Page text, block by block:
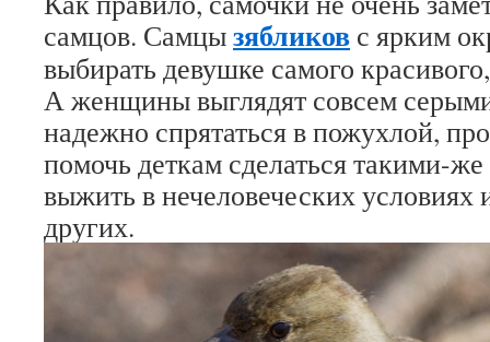
самцов. Самцызябликов с ярким
выбирать девушке самого
А женщины выглядят совсем
надежно спрятаться в пожухлой,
помочь деткам сделаться такими-
выжить в нечеловеческих условиях
других.